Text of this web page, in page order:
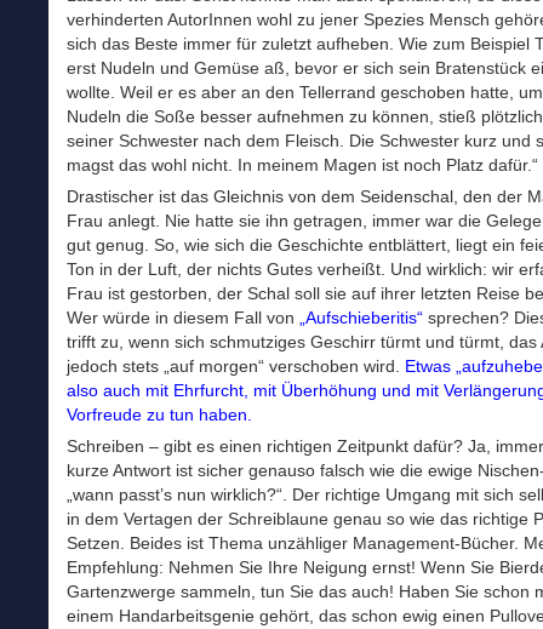
verhinderten AutorInnen wohl zu jener Spezies Mensch
sich das Beste immer für zuletzt aufheben. Wie zum Beispiel
erst Nudeln und Gemüse aß, bevor er sich sein Bratenstück
wollte. Weil er es aber an den Tellerrand geschoben hatte,
Nudeln die Soße besser aufnehmen zu können, stieß
seiner Schwester nach dem Fleisch. Die Schwester kurz und
magst das wohl nicht. In meinem Magen ist noch Platz dafür.“
Drastischer ist das Gleichnis von dem Seidenschal, den der
Frau anlegt. Nie hatte sie ihn getragen, immer war die
gut genug. So, wie sich die Geschichte entblättert, liegt ein
Ton in der Luft, der nichts Gutes verheißt. Und wirklich: wir
Frau ist gestorben, der Schal soll sie auf ihrer letzten Reise
Wer würde in diesem Fall von
„Aufschieberitis“ sprechen?
trifft zu, wenn sich schmutziges Geschirr türmt und türmt, das
jedoch stets „auf morgen“ verschoben wird. Etwas
also auch mit Ehrfurcht, mit Überhöhung und mit
Vorfreude zu tun haben.
Schreiben – gibt es einen richtigen Zeitpunkt dafür? Ja,
kurze Antwort ist sicher genauso falsch wie die ewige
„wann passt’s nun wirklich?“. Der richtige Umgang mit sich
in dem Vertagen der Schreiblaune genau so wie das richtige
Setzen. Beides ist Thema unzähliger Management-Bücher.
Empfehlung: Nehmen Sie Ihre Neigung ernst! Wenn Sie
Gartenzwerge sammeln, tun Sie das auch! Haben Sie schon
einem Handarbeitsgenie gehört, das schon ewig einen